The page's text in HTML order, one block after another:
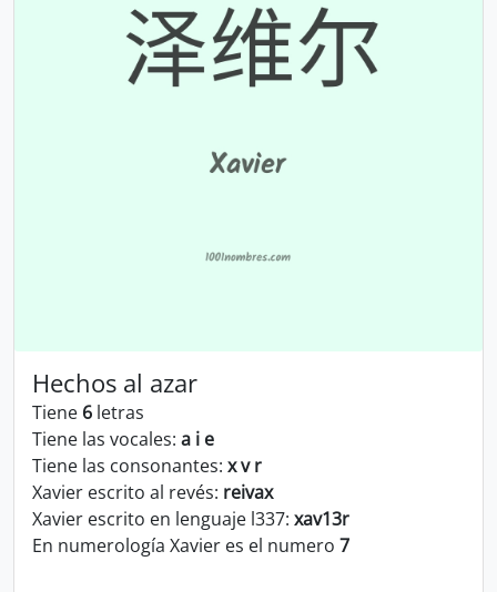
Hechos al azar
Tiene 6 letras
Tiene las vocales: a i e
Tiene las consonantes: x v r
Xavier escrito al revés: reivax
Xavier escrito en lenguaje l337: xav13r
En numerología Xavier es el numero 7